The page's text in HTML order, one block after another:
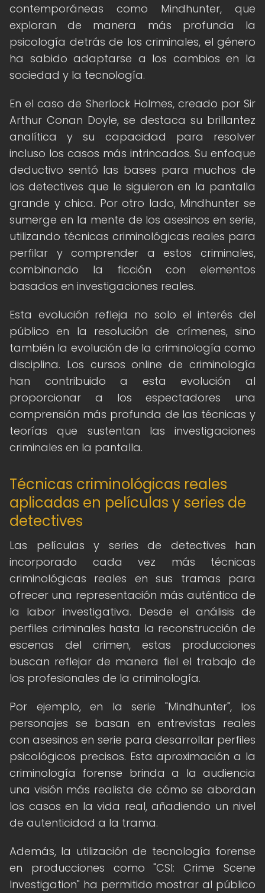
contemporáneas como Mindhunter, que
exploran de manera más profunda la
psicología detrás de los criminales, el género
ha sabido adaptarse a los cambios en la
sociedad y la tecnología.
En el caso de Sherlock Holmes, creado por Sir
Arthur Conan Doyle, se destaca su brillantez
analítica y su capacidad para resolver
incluso los casos más intrincados. Su enfoque
deductivo sentó las bases para muchos de
los detectives que le siguieron en la pantalla
grande y chica. Por otro lado, Mindhunter se
sumerge en la mente de los asesinos en serie,
utilizando técnicas criminológicas reales para
perfilar y comprender a estos criminales,
combinando la ficción con elementos
basados en investigaciones reales.
Esta evolución refleja no solo el interés del
público en la resolución de crímenes, sino
también la evolución de la criminología como
disciplina. Los cursos online de criminología
han contribuido a esta evolución al
proporcionar a los espectadores una
comprensión más profunda de las técnicas y
teorías que sustentan las investigaciones
criminales en la pantalla.
Técnicas criminológicas reales
aplicadas en películas y series de
detectives
Las películas y series de detectives han
incorporado cada vez más técnicas
criminológicas reales en sus tramas para
ofrecer una representación más auténtica de
la labor investigativa. Desde el análisis de
perfiles criminales hasta la reconstrucción de
escenas del crimen, estas producciones
buscan reflejar de manera fiel el trabajo de
los profesionales de la criminología.
Por ejemplo, en la serie "Mindhunter", los
personajes se basan en entrevistas reales
con asesinos en serie para desarrollar perfiles
psicológicos precisos. Esta aproximación a la
criminología forense brinda a la audiencia
una visión más realista de cómo se abordan
los casos en la vida real, añadiendo un nivel
de autenticidad a la trama.
Además, la utilización de tecnología forense
en producciones como "CSI: Crime Scene
Investigation" ha permitido mostrar al público